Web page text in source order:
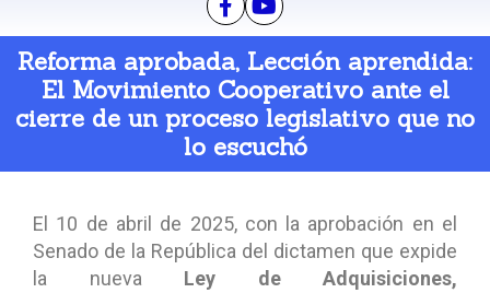
Reforma aprobada, Lección aprendida:
El Movimiento Cooperativo ante el
cierre de un proceso legislativo que no
lo escuchó
El 10 de abril de 2025, con la aprobación en el
Senado de la República del dictamen que expide
la nueva Ley de Adquisiciones,